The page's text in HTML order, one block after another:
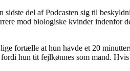
sidste del af Podcasten sig til
mod biologiske kvinder indenfor
fortælle at hun havde et 20
hun tit fejlkønnes som mand.